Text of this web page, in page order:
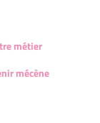
métier
mécène